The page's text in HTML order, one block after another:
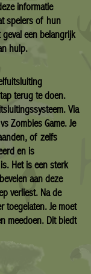
informatie
spelers of hun
een belangrijk
hulp.
terug te doen.
Via
Zombies Game. Je
of zelfs
en is
Het is een sterk
aan deze
verliest. Na de
toegelaten. Je moet
meedoen. Dit biedt